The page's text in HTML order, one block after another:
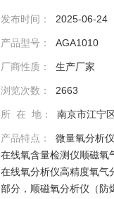
发布时间： 2025-06-24
产品型号： AGA1010
厂商性质： 生产厂家
浏览次数： 2663
所 在 地： 南京市江宁
产品特点： 微量氧分析
在线氧含量检测仪顺磁氧
在线氧分析仪高精度氧气
部分，顺磁氧分析仪（防